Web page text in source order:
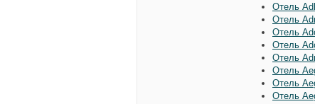
Отель
Отель
Отель
Отель
Отель
Отель
Отель
Отель